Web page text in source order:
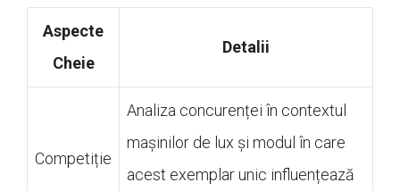
Aspecte
Cheie
Detalii
Competiție
Analiza concurenței în contextul
mașinilor de lux și modul în care
acest exemplar unic influențează